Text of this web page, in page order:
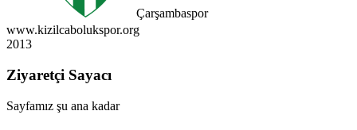
Çarşambaspor
www.kizilcabolukspor.org
2013
Ziyaretçi Sayacı
Sayfamız şu ana kadar